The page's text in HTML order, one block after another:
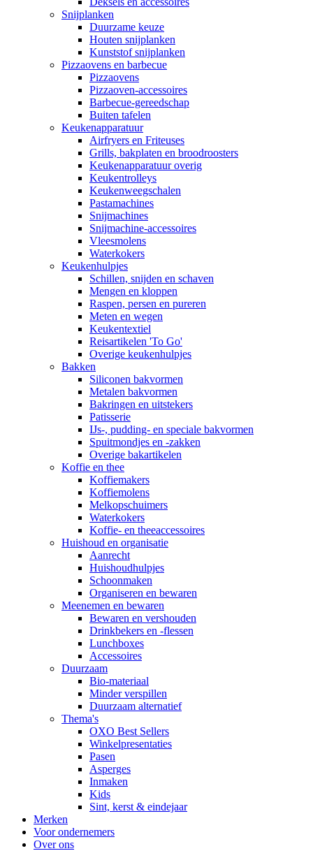
Snijplanken
Duurzame keuze
Houten snijplanken
Kunststof snijplanken
Pizzaovens en barbecue
Pizzaovens
Pizzaoven-accessoires
Barbecue-gereedschap
Buiten tafelen
Keukenapparatuur
Airfryers en Friteuses
Grills, bakplaten en broodroosters
Keukenapparatuur overig
Keukentrolleys
Keukenweegschalen
Pastamachines
Snijmachines
Snijmachine-accessoires
Vleesmolens
Waterkokers
Keukenhulpjes
Schillen, snijden en schaven
Mengen en kloppen
Raspen, persen en pureren
Meten en wegen
Keukentextiel
Reisartikelen 'To Go'
Overige keukenhulpjes
Bakken
Siliconen bakvormen
Metalen bakvormen
Bakringen en uitstekers
Patisserie
IJs-, pudding- en speciale bakvormen
Spuitmondjes en -zakken
Overige bakartikelen
Koffie en thee
Koffiemakers
Koffiemolens
Melkopschuimers
Waterkokers
Koffie- en theeaccessoires
Huishoud en organisatie
Aanrecht
Huishoudhulpjes
Schoonmaken
Organiseren en bewaren
Meenemen en bewaren
Bewaren en vershouden
Drinkbekers en -flessen
Lunchboxes
Accessoires
Duurzaam
Bio-materiaal
Minder verspillen
Duurzaam alternatief
Thema's
OXO Best Sellers
Winkelpresentaties
Pasen
Asperges
Inmaken
Kids
Sint, kerst & eindejaar
Merken
Voor ondernemers
Over ons